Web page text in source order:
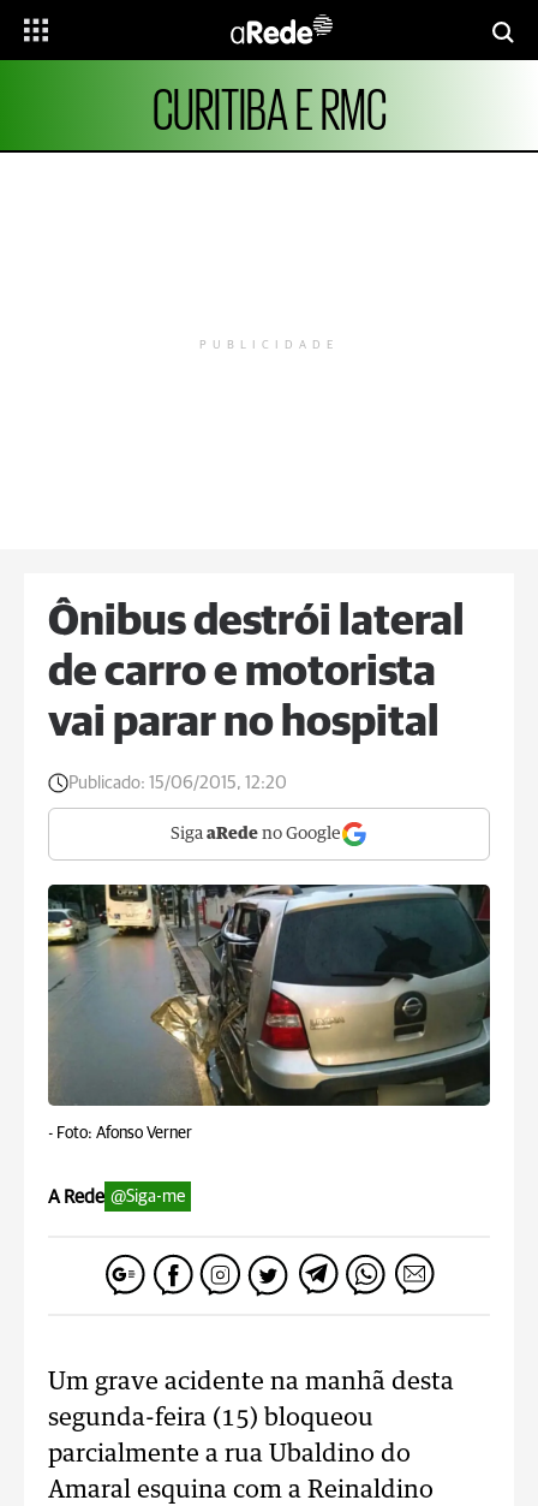
CURITIBA E RMC
PUBLICIDADE
Ônibus destrói lateral
de carro e motorista
vai parar no hospital
Publicado: 15/06/2015, 12:20
Siga aRede no Google
- Foto: Afonso Verner
A Rede @Siga-me
Um grave acidente na manhã desta
segunda-feira (15) bloqueou
parcialmente a rua Ubaldino do
Amaral esquina com a Reinaldino